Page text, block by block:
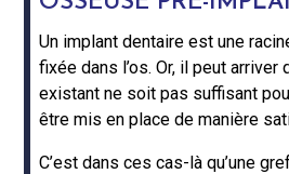
Un implant dentaire est une
fixée dans l’os. Or, il peut
existant ne soit pas suffisant
être mis en place de manière
C’est dans ces cas-là qu’une